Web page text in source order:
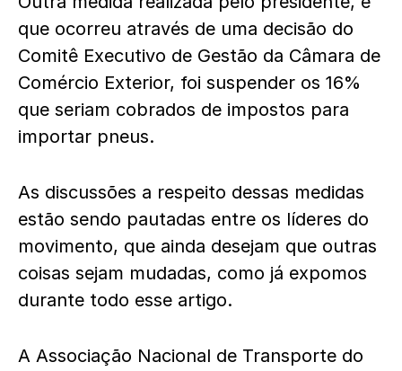
que ocorreu através de uma decisão do
Comitê Executivo de Gestão da Câmara de
Comércio Exterior, foi suspender os 16%
que seriam cobrados de impostos para
importar pneus.
As discussões a respeito dessas medidas
estão sendo pautadas entre os líderes do
movimento, que ainda desejam que outras
coisas sejam mudadas, como já expomos
durante todo esse artigo.
A Associação Nacional de Transporte do